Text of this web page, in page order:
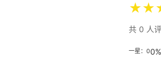
★★
共 0 人
一星：00%